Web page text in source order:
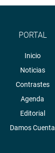
PORTAL
Inicio
Noticias
Contrastes
Agenda
Editorial
Damos Cuenta